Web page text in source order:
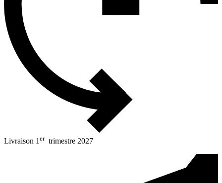
Livraison 1ertrimestre 2027